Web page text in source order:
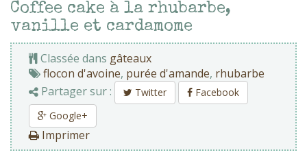
Coffee cake à la rhubarbe,
vanille et cardamome
Classée dans gâteaux
flocon d'avoine, purée d'amande, rhubarbe
Partager sur :
Twitter
Facebook
Google+
Imprimer